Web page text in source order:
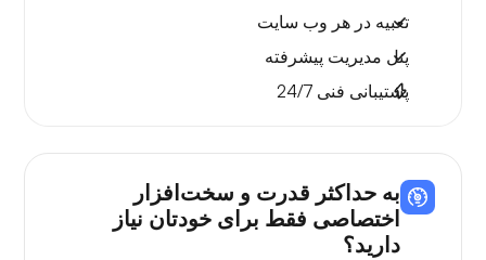
تعبیه در هر وب سایت
پنل مدیریت پیشرفته
پشتیبانی فنی 24/7
به حداکثر قدرت و سخت‌افزار
اختصاصی فقط برای خودتان نیاز
دارید؟